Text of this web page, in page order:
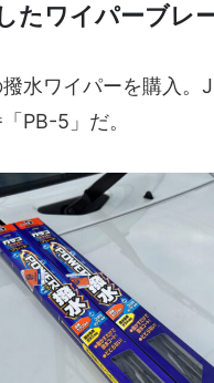
たワイパーブレ
水ワイパーを購入。
PB-5」だ。